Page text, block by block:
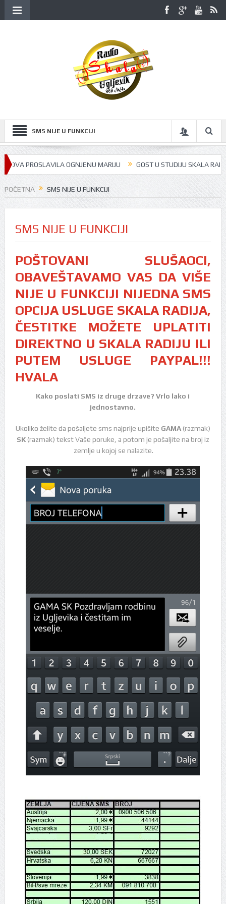
SMS NIJE U FUNKCIJI
PROSLAVILA OGNJENU MARIJU GOST U STUDIJU SKALA RADIJA
POČETNA SMS NIJE U FUNKCIJI
SMS NIJE U FUNKCIJI
POŠTOVANI SLUŠAOCI,
OBAVEŠTAVAMO VAS DA VIŠE
NIJE U FUNKCIJI NIJEDNA SMS
OPCIJA USLUGE SKALA RADIJA,
ČESTITKE MOŽETE UPLATITI
DIREKTNO U SKALA RADIJU ILI
PUTEM USLUGE PAYPAL!!!
HVALA
Kako poslati SMS iz druge drzave? Vrlo lako i
jednostavno.
Ukoliko želite da pošaljete sms najprije upišite GAMA(razmak)
SK(razmak) tekst Vaše poruke, a potom je pošaljite na broj iz
zemlje u kojoj se nalazite.